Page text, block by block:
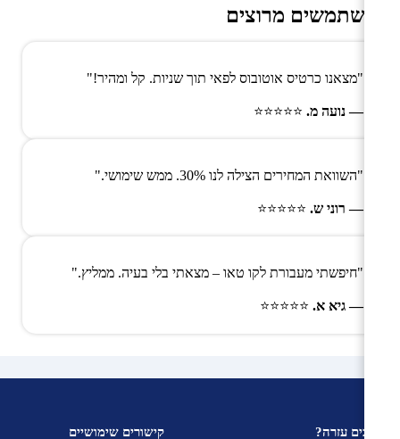
משתמשים מרוצים
"מצאנו כרטיס אוטובוס לפאי תוך שניות. קל ומהיר!"
— נועה מ. ⭐⭐⭐⭐⭐
"השוואת המחירים הצילה לנו 30%. ממש שימושי."
— רוני ש. ⭐⭐⭐⭐⭐
"חיפשתי מעבורת לקו טאו – מצאתי בלי בעיה. ממליץ."
— גיא א. ⭐⭐⭐⭐⭐
צריכים עזרה? קישורים שימושיים